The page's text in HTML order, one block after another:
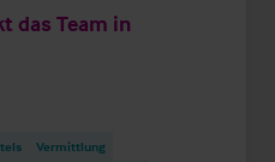
das Team in
Vermittlung